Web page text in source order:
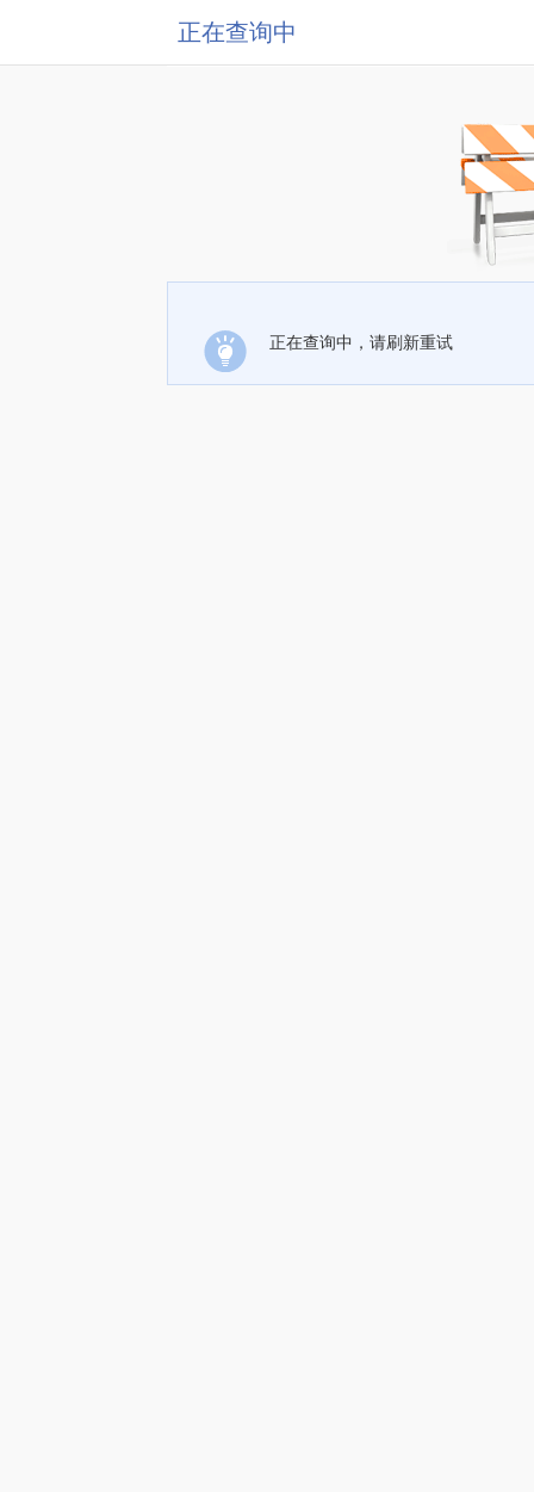
正在查询中
正在查询中，请刷新重试